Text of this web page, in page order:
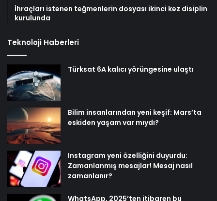
İhraçları istenen teğmenlerin dosyası ikinci kez disiplin
kurulunda
Teknoloji Haberleri
Türksat 6A kalıcı yörüngesine ulaştı
Bilim insanlarından yeni keşif: Mars’ta
eskiden yaşam var mıydı?
Instagram yeni özelliğini duyurdu:
Zamanlanmış mesajlar! Mesaj nasıl
zamanlanır?
WhatsApp, 2025’ten itibaren bu